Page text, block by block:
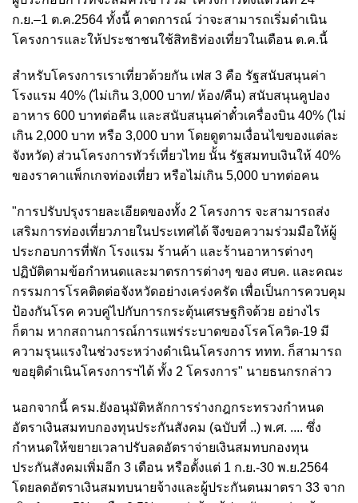
ก.ย.–1 ต.ค.2564 ทั้งนี้ คาดการณ์ ว่าจะสามารถเริ่มดำเนิน
โครงการและให้ประชาชนใช้สิทธิท่องเที่ยวในเดือน ต.ค.นี้
สำหรับโครงการเราเที่ยวด้วยกัน เฟส 3 คือ รัฐสนับสนุนค่า
โรงแรม 40% (ไม่เกิน 3,000 บาท/ ห้อง/คืน) สนับสนุนคูปอง
อาหาร 600 บาทต่อคืน และสนับสนุนค่าตั๋วเครื่องบิน 40% (ไม่
เกิน 2,000 บาท หรือ 3,000 บาท โดยดูตามเงื่อนไขของแต่ละ
จังหวัด) ส่วนโครงการทัวร์เที่ยวไทย นั้น รัฐสมทบเงินให้ 40%
ของราคาแพ็กเกจท่องเที่ยว หรือไม่เกิน 5,000 บาทต่อคน
"การปรับปรุงรายละเอียดของทั้ง 2 โครงการ จะสามารถส่ง
เสริมการท่องเที่ยวภายในประเทศได้ จึงขอความร่วมมือให้ผู้
ประกอบการที่พัก โรงแรม ร้านค้า และร้านอาหารต่างๆ
ปฏิบัติตามข้อกำหนดและมาตรการต่างๆ ของ ศบค. และคณะ
กรรมการโรคติดต่อจังหวัดอย่างเคร่งครัด เพื่อเป็นการควบคุม
ป้องกันโรค ควบคู่ไปกับการกระตุ้นเศรษฐกิจด้วย อย่างไร
ก็ตาม หากสถานการณ์การแพร่ระบาดของโรคโควิด-19 มี
ความรุนแรงในช่วงระหว่างดำเนินโครงการ ททท. ก็สามารถ
ขอยุติดำเนินโครงการฯได้ ทั้ง 2 โครงการ" นายธนกรกล่าว
นอกจากนี้ ครม.ยังอนุมัติหลักการร่างกฎกระทรวงกำหนด
อัตราเงินสมทบกองทุนประกันสังคม (ฉบับที่ ..) พ.ศ. .... ซึ่ง
กำหนดให้ขยายเวลาปรับลดอัตราจ่ายเงินสมทบกองทุน
ประกันสังคมเพิ่มอีก 3 เดือน หรือตั้งแต่ 1 ก.ย.-30 พ.ย.2564
โดยลดอัตราเงินสมทบนายจ้างและผู้ประกันตนมาตรา 33 จาก